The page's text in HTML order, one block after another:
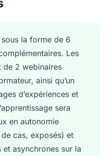
la forme de 6
Les
de 2 webinaires
ainsi qu’un
d’expériences et
sera
en autonomie
cas, exposés) et
et asynchrones sur la